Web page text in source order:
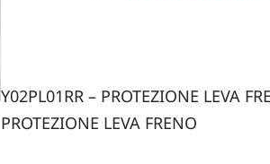
Y02PL01RR – PROTEZIONE LEVA
PROTEZIONE LEVA FRENO